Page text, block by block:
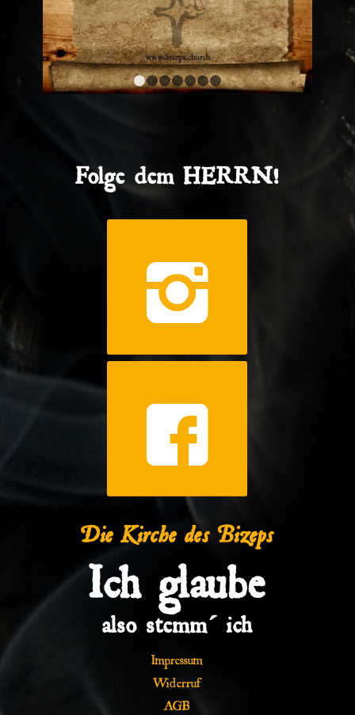
2 3 4 5 6 7
Folge dem HERRN!
Die Kirche des Bizeps
Ich glaube
also stemm´ ich
Impressum
Widerruf
AGB